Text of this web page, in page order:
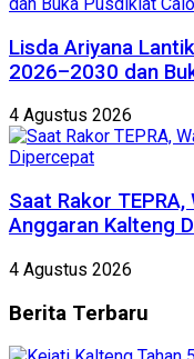
Lisda Ariyana
2026–2030 dan
4 Agustus 2026
Saat Rakor
Anggaran Kalteng
4 Agustus 2026
Berita Terbaru